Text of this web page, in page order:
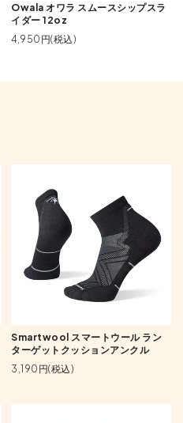
Owala オワラ スムースシップスラ
イダー 12oz
4,950円(税込)
Smartwool スマートウール ラン
ターゲットクッションアンクル
3,190円(税込)